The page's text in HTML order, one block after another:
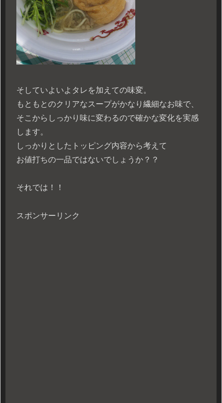
そしていよいよタレを加えての味変。
もともとのクリアなスープがかなり繊細なお味で、
そこからしっかり味に変わるので確かな変化を実感
します。
しっかりとしたトッピング内容から考えて
お値打ちの一品ではないでしょうか？？
それでは！！
スポンサーリンク